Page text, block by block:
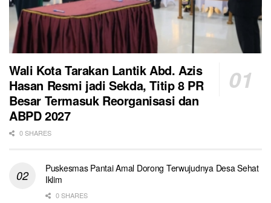
Wali Kota Tarakan Lantik Abd. Azis
Hasan Resmi jadi Sekda, Titip 8 PR
Besar Termasuk Reorganisasi dan
ABPD 2027
0 SHARES
Puskesmas Pantai Amal Dorong Terwujudnya Desa Sehat
Iklim
0 SHARES